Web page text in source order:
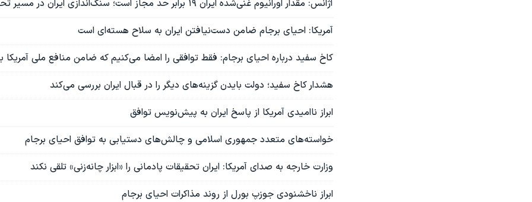
آژانس: مقدار اورانیوم غنی‌شده ایران ۱۹ برابر حد مجاز است؛ سنگ‌اندازی ایران در مسیر تحقیقات
آمریکا: احیای برجام ضامن دست‌نیافتن ایران به سلاح هسته‌ای است
کاخ سفید درباره احیای برجام: فقط توافقی را امضا می‌کنیم که ضامن منافع ملی آمریکا
هشدار کاخ سفید؛ دولت بایدن گزینه‌های دیگر را در قبال ایران بررسی می‌کند
ابراز ناامیدی آمریکا از پاسخ ایران به پیش‌نویس توافق
خواسته‌های متعدد جمهوری اسلامی و چالش‌های دستیابی به توافق احیای برجام
وزارت خارجه به صدای آمریکا: ایران تحقیقات پادمانی را «ابزار چانه‌زنی» تلقی نکند
ابراز ناخشنودی جوزپ بورل از روند مذاکرات احیای برجام